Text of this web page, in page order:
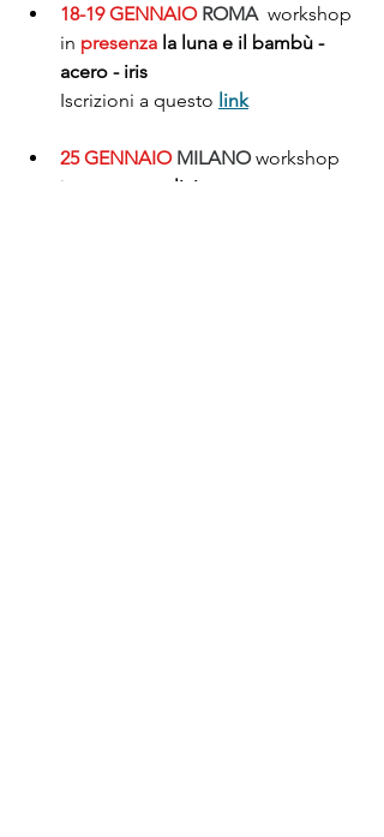
18-19 GENNAIO ROMA workshop
in presenza la luna e il bambù -
acero - iris
Iscrizioni a questo link
25 GENNAIO MILANO workshop
in
glicine - gatto